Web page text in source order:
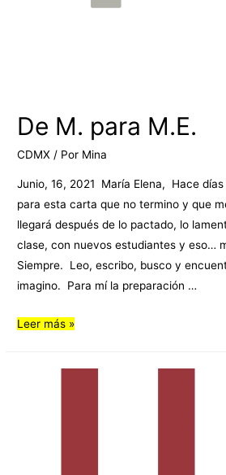
De M. para M.E.
CDMX / Por Mina
Junio, 16, 2021 María Elena, Hace
para esta carta que no termino y que
llegará después de lo pactado, lo
clase, con nuevos estudiantes y eso…
Siempre. Leo, escribo, busco y
imagino. Para mí la preparación …
Leer más »